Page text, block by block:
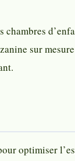
sur
optimiser